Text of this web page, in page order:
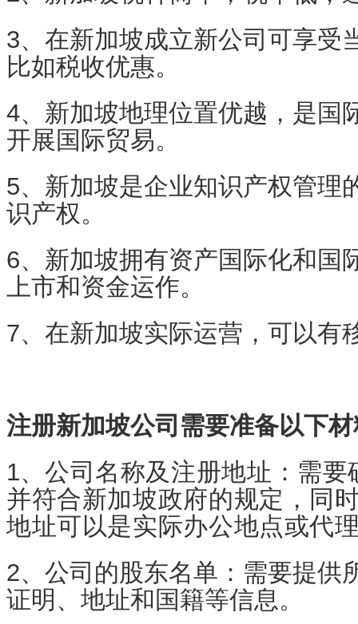
3、在新加坡成立新公司可享受
比如税收优惠。
4、新加坡地理位置优越，是国
开展国际贸易。
5、新加坡是企业知识产权管理
识产权。
6、新加坡拥有资产国际化和国
上市和资金运作。
7、在新加坡实际运营，可以有
注册新加坡公司需要准备以下
1、 公司名称及注册地址：需
并符合新加坡政府的规定，同
地址可以是实际办公地点或代
2、公司的股东名单：需要提供
证明、地址和国籍等信息。